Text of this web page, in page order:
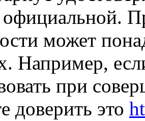
официальной.
может
Например,
при
доверить это